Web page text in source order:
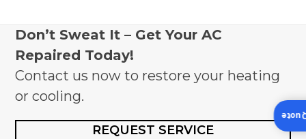
Don’t Sweat It – Get Your AC
Repaired Today!
Contact us now to restore your heating
or cooling.
REQUEST SERVICE